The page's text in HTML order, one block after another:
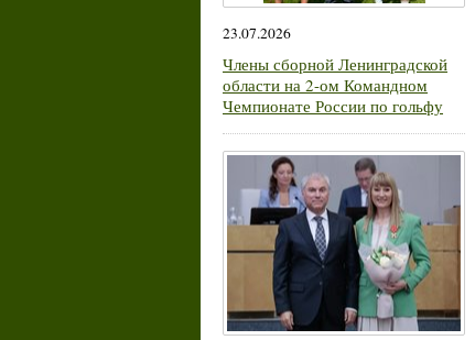
23.07.2026
Члены сборной Ленинградской
области на 2-ом Командном
Чемпионате России по гольфу